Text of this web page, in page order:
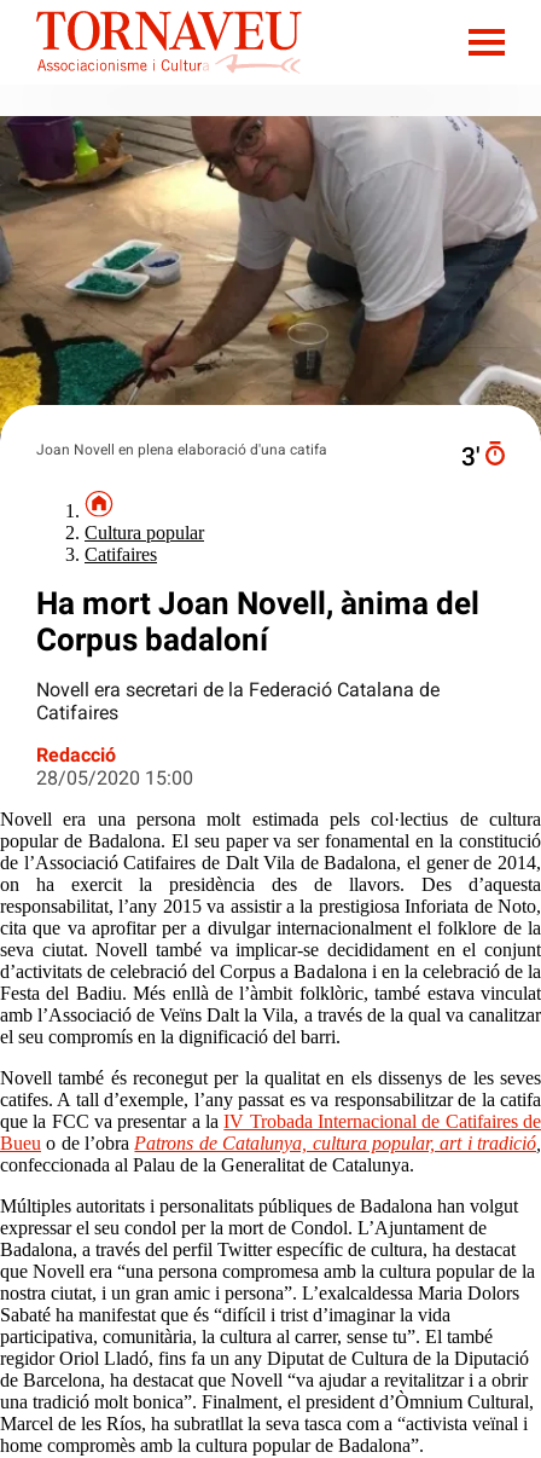
Joan Novell en plena elaboració d'una catifa 3′
Cultura popular
Catifaires
Ha mort Joan Novell, ànima del
Corpus badaloní
Novell era secretari de la Federació Catalana de
Catifaires
Redacció
28/05/2020 15:00
Novell era una persona molt estimada pels col·lectius de cultura
popular de Badalona. El seu paper va ser fonamental en la constitució
de l’Associació Catifaires de Dalt Vila de Badalona, el gener de 2014,
on ha exercit la presidència des de llavors. Des d’aquesta
responsabilitat, l’any 2015 va assistir a la prestigiosa Inforiata de Noto,
cita que va aprofitar per a divulgar internacionalment el folklore de la
seva ciutat. Novell també va implicar-se decididament en el conjunt
d’activitats de celebració del Corpus a Badalona i en la celebració de la
Festa del Badiu. Més enllà de l’àmbit folklòric, també estava vinculat
amb l’Associació de Veïns Dalt la Vila, a través de la qual va canalitzar
el seu compromís en la dignificació del barri.
Novell també és reconegut per la qualitat en els dissenys de les seves
catifes. A tall d’exemple, l’any passat es va responsabilitzar de la catifa
que la FCC va presentar a laIV Trobada Internacional de Catifaires de
Bueu o de l’obraPatrons de Catalunya, cultura popular, art i tradició,
confeccionada al Palau de la Generalitat de Catalunya.
Múltiples autoritats i personalitats públiques de Badalona han volgut
expressar el seu condol per la mort de Condol. L’Ajuntament de
Badalona, a través del perfil Twitter específic de cultura, ha destacat
que Novell era “una persona compromesa amb la cultura popular de la
nostra ciutat, i un gran amic i persona”. L’exalcaldessa Maria Dolors
Sabaté ha manifestat que és “difícil i trist d’imaginar la vida
participativa, comunitària, la cultura al carrer, sense tu”. El també
regidor Oriol Lladó, fins fa un any Diputat de Cultura de la Diputació
de Barcelona, ha destacat que Novell “va ajudar a revitalitzar i a obrir
una tradició molt bonica”. Finalment, el president d’Òmnium Cultural,
Marcel de les Ríos, ha subratllat la seva tasca com a “activista veïnal i
home compromès amb la cultura popular de Badalona”.